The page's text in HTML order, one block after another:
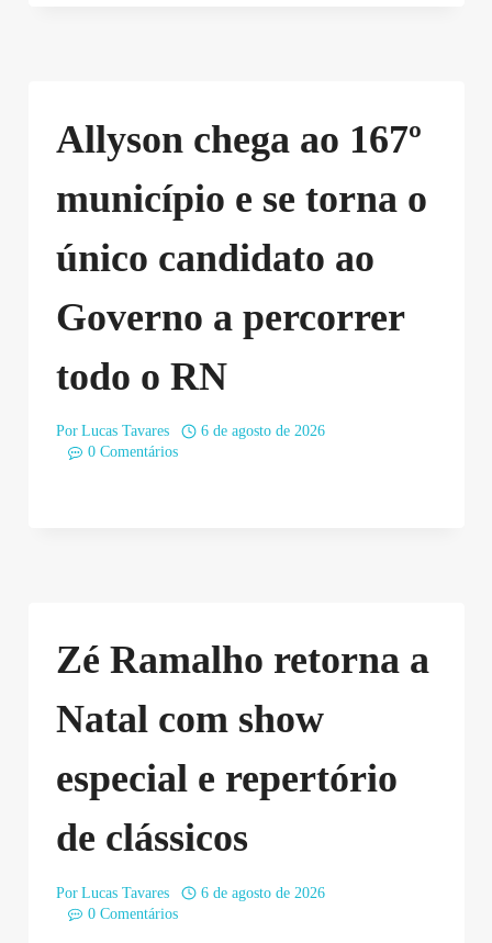
Allyson chega ao 167º
município e se torna o
único candidato ao
Governo a percorrer
todo o RN
Por Lucas Tavares
6 de agosto de 2026
0 Comentários
Zé Ramalho retorna a
Natal com show
especial e repertório
de clássicos
Por Lucas Tavares
6 de agosto de 2026
0 Comentários